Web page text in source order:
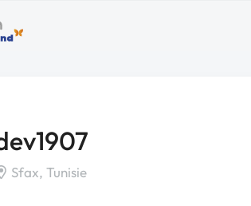
Sfax, Tunisie